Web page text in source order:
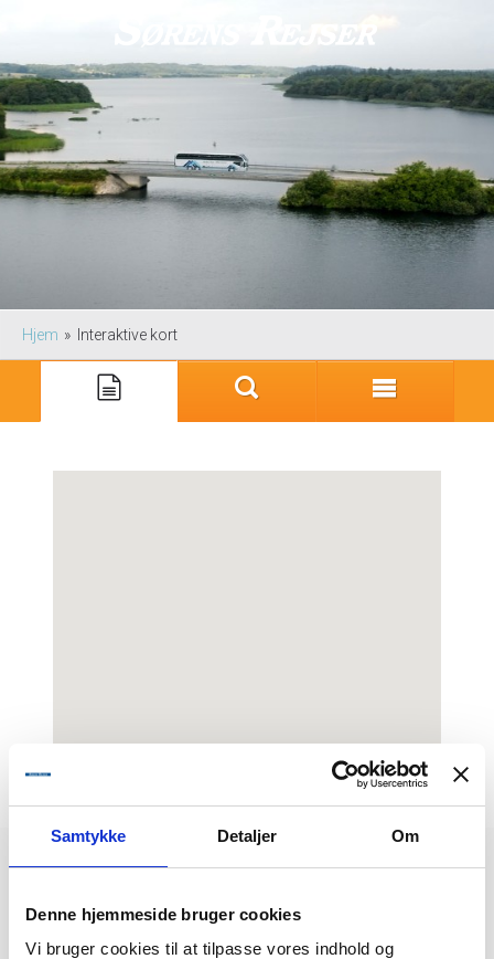
Samtykke Detaljer Om
Denne hjemmeside bruger cookies
Vi bruger cookies til at tilpasse vores indhold og
Hjem » Interaktive kort
Rejsekalender
8/8